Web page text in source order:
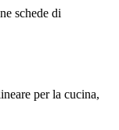
schede di
per la cucina,